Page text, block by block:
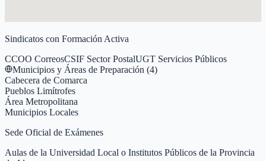
Sindicatos con Formación Activa
CCOO CorreosCSIF Sector PostalUGT Servicios Públicos
Municipios y Áreas de Preparación (4)
Cabecera de Comarca
Pueblos Limítrofes
Área Metropolitana
Municipios Locales
Sede Oficial de Exámenes
Aulas de la Universidad Local o Institutos Públicos de la Provincia